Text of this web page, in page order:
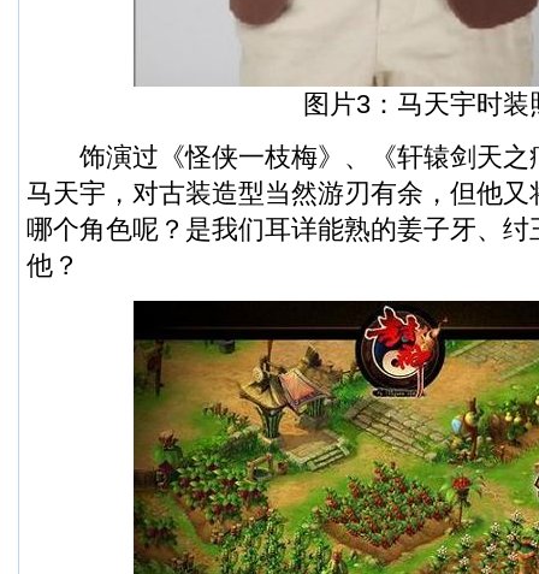
图片3：马天宇时装
饰演过《怪侠一枝梅》、《轩辕剑天之
马天宇，对古装造型当然游刃有余，但他
哪个角色呢？是我们耳详能熟的姜子牙、
他？